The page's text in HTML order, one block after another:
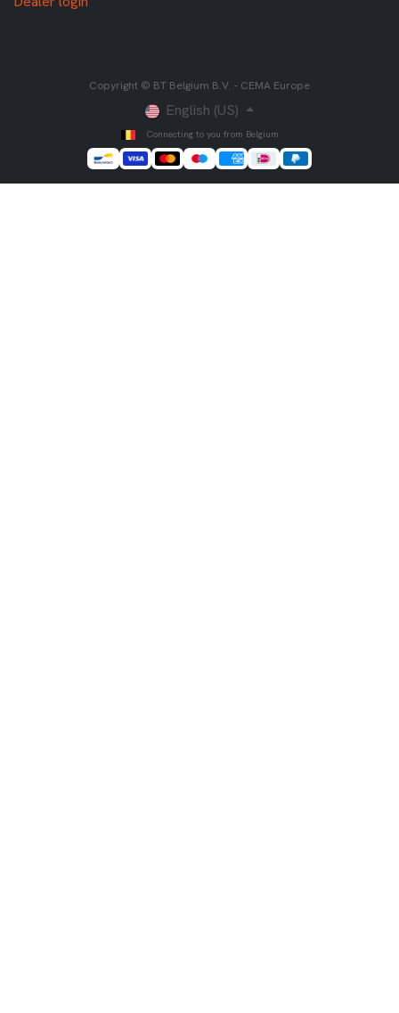
Copyright © BT Belgium B.V. - CEMA Europe
English (US)
Connecting to you from Belgium